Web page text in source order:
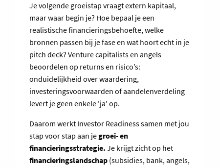
Je volgende groeistap vraagt extern kapitaal,
maar waar begin je? Hoe bepaal je een
realistische financieringsbehoefte, welke
bronnen passen bij je fase en wat hoort echt in je
pitch deck? Venture capitalists en angels
beoordelen op returns en risico’s:
onduidelijkheid over waardering,
investeringsvoorwaarden of aandelenverdeling
levert je geen enkele 'ja' op.
Daarom werkt Investor Readiness samen met jou
stap voor stap aan jegroei- en
financieringsstrategie. Je krijgt zicht op het
financieringslandschap (subsidies, bank, angels,